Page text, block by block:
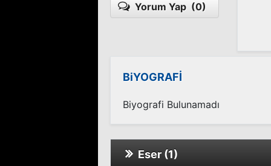
Yorum Yap (0)
BiYOGRAFİ
Biyografi Bulunamadı
Eser (1)